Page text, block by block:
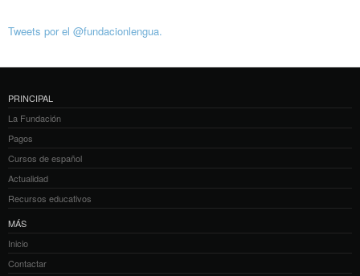
Tweets por el @fundacionlengua.
PRINCIPAL
La Fundación
Pagos
Cursos de español
Actualidad
Recursos educativos
MÁS
Inicio
Contactar